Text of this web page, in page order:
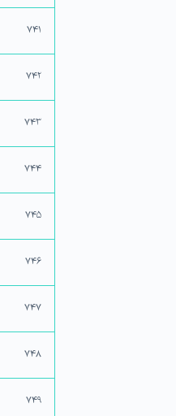
۷۴۱
۷۴۲
۷۴۳
۷۴۴
۷۴۵
۷۴۶
۷۴۷
۷۴۸
۷۴۹